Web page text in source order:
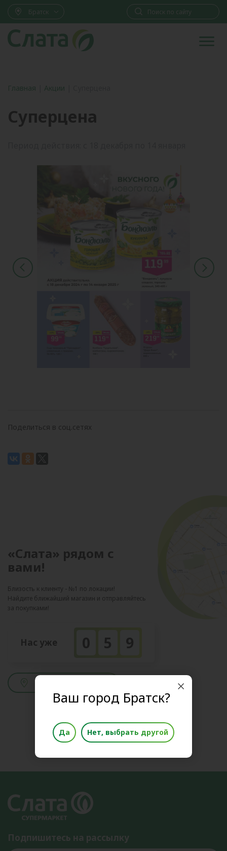
Братск
Главная Акции
Суперцена
Поделиться в соц.сетях
«Слата» рядом с
вами!
Близость к клиенту - №1 по локации!
Найдите ближайший магазин и отправляйтесь
за покупками!
Нас уже 0 5 9
Подпишитесь на рассылку
Ваш город Братск?
Да Нет, выбрать другой